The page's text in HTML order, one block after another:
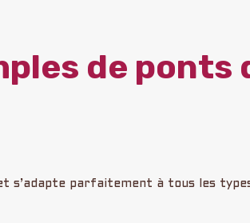
de ponts
s’adapte parfaitement à tous les